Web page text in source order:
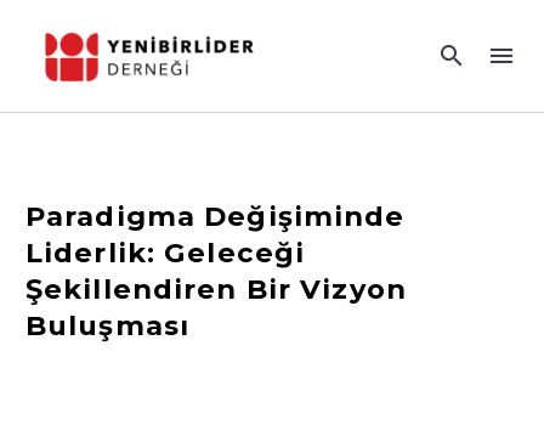
Paradigma Değişiminde
Liderlik: Geleceği
Şekillendiren Bir Vizyon
Buluşması